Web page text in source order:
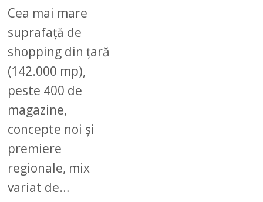
Cea mai mare
suprafață de
shopping din țară
(142.000 mp),
peste 400 de
magazine,
concepte noi și
premiere
regionale, mix
variat de…